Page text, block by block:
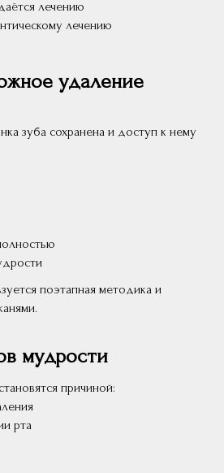
лечению
лечению
удаление
зуба сохранена и доступ к нему
поэтапная методика и
мудрости
причиной:
рта